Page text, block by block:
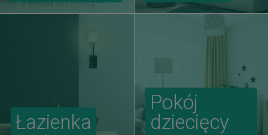
Łazienka
Pokój
dziecięcy